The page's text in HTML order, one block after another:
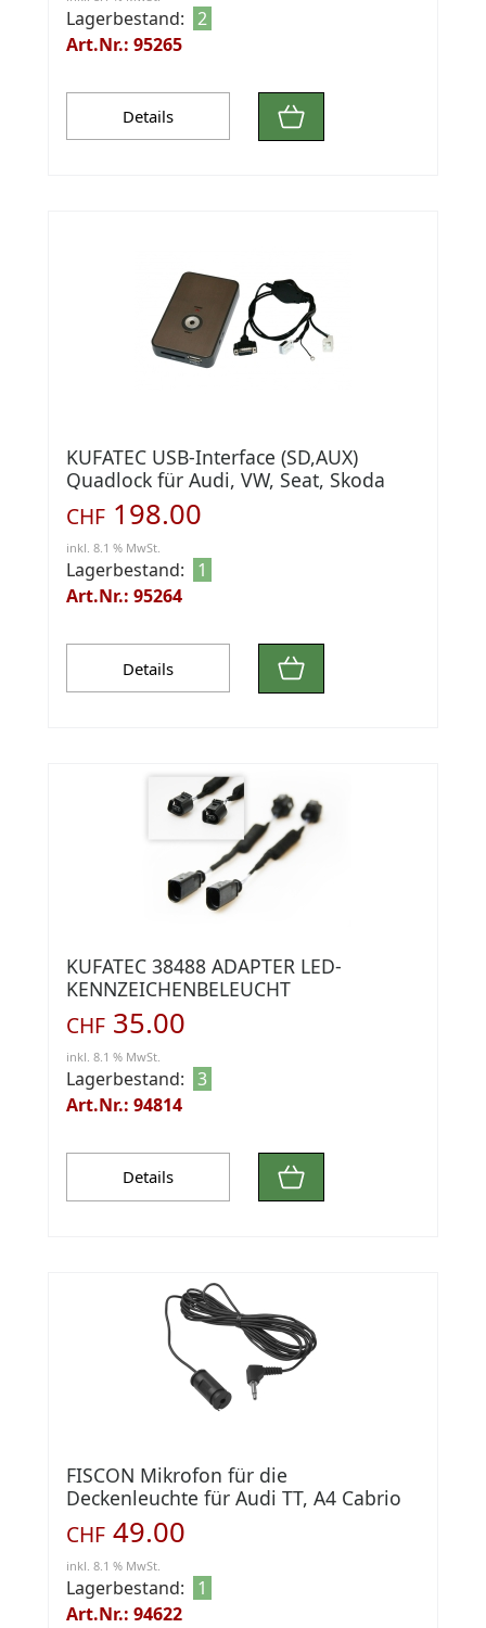
Lagerbestand: 2
Art.Nr.: 95265
Details
KUFATEC USB-Interface (SD,AUX)
Quadlock für Audi, VW, Seat, Skoda
CHF 198.00
inkl. 8.1 % MwSt.
Lagerbestand:
1
Art.Nr.: 95264
Details
KUFATEC 38488 ADAPTER LED-
KENNZEICHENBELEUCHT
CHF 35.00
inkl. 8.1 % MwSt.
Lagerbestand: 3
Art.Nr.: 94814
Details
FISCON Mikrofon für die
Deckenleuchte für Audi TT, A4 Cabrio
CHF 49.00
inkl. 8.1 % MwSt.
Lagerbestand:
1
Art.Nr.: 94622